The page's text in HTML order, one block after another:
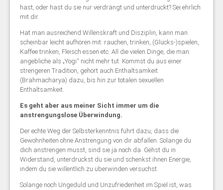
hast, oder hast du sie nur verdrängt und unterdrückt? Sei ehrlich
mit dir.
Hat man ausreichend Willenskraft und Disziplin, kann man
scheinbar leicht aufhören mit: rauchen, trinken, (Glücks-)spielen,
Kaffee trinken, Fleisch essen etc. All die vielen Dinge, die man
angebliche als „Yogi“ nicht mehr tut. Kommst du aus einer
strengeren Tradition, gehört auch Enthaltsamkeit
(Brahmacharya) dazu, bis hin zur totalen sexuellen
Enthaltsamkeit.
Es geht aber aus meiner Sicht immer um die
anstrengungslose Überwindung.
Der echte Weg der Selbsterkenntnis führt dazu, dass die
Gewohnheiten ohne Anstrengung von dir abfallen. Solange du
dich anstrengen musst, sind sie ja noch da. Gehst du in
Widerstand, unterdrückst du sie und schenkst ihnen Energie,
indem du sie willentlich zu überwinden versuchst.
Solange noch Ungeduld und Unzufriedenheit im Spiel ist, was